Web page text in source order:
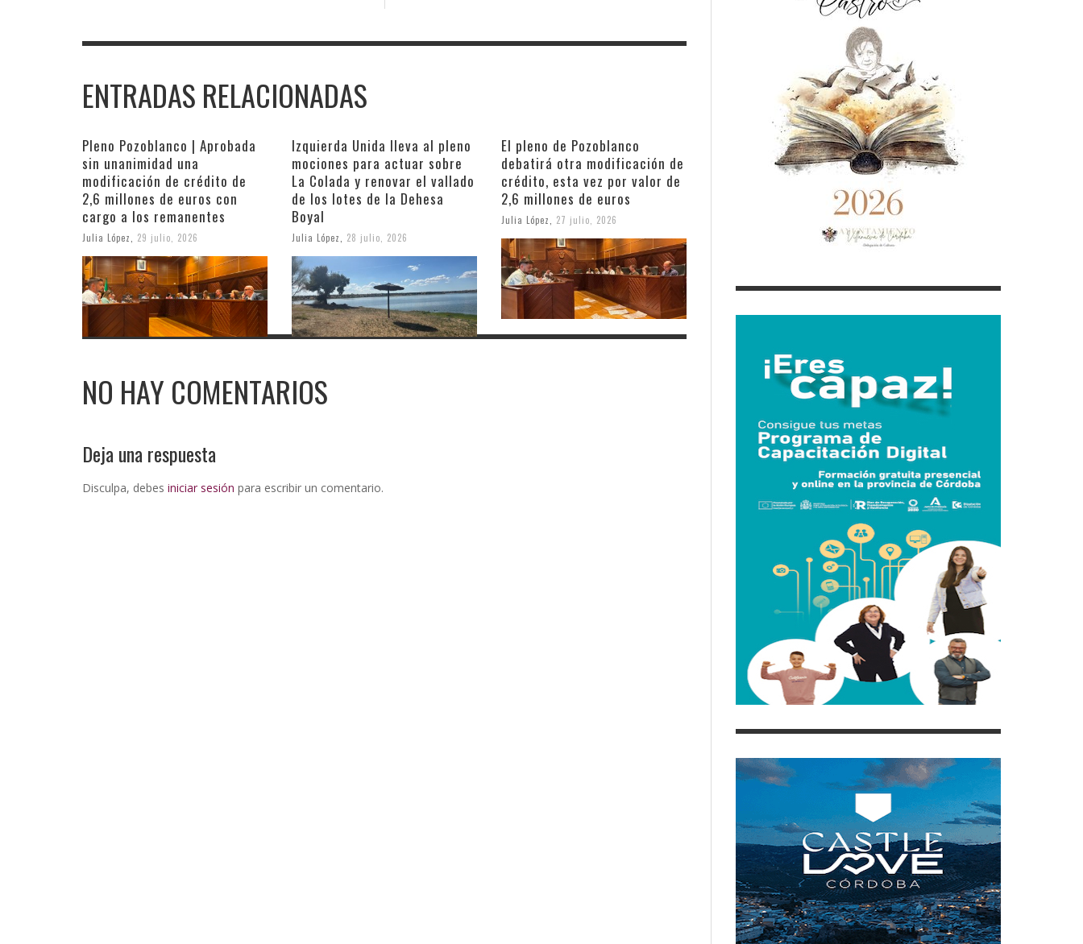
ENTRADAS RELACIONADAS
Pleno Pozoblanco | Aprobada
sin unanimidad una
modificación de crédito de
2,6 millones de euros con
cargo a los remanentes
Julia López 29 julio, 2026
Izquierda Unida lleva al pleno
mociones para actuar sobre
La Colada y renovar el vallado
de los lotes de la Dehesa
Boyal
Julia López 28 julio, 2026
El pleno de Pozoblanco
debatirá otra modificación de
crédito, esta vez por valor de
2,6 millones de euros
Julia López 27 julio, 2026
NO HAY COMENTARIOS
Deja una respuesta
Disculpa, debes iniciar sesión para escribir un comentario.